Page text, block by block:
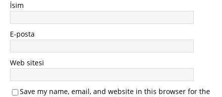
İsim
E-posta
Web sitesi
Save my name, email, and website in this browser for the